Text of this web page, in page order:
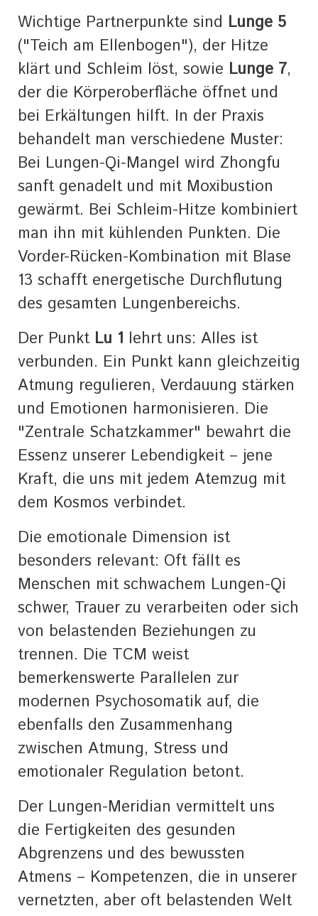
Wichtige Partnerpunkte sind Lunge 5
("Teich am Ellenbogen"), der Hitze
klärt und Schleim löst, sowie Lunge 7,
der die Körperoberfläche öffnet und
bei Erkältungen hilft. In der Praxis
behandelt man verschiedene Muster:
Bei Lungen-Qi-Mangel wird Zhongfu
sanft genadelt und mit Moxibustion
gewärmt. Bei Schleim-Hitze kombiniert
man ihn mit kühlenden Punkten. Die
Vorder-Rücken-Kombination mit Blase
13 schafft energetische Durchflutung
des gesamten Lungenbereichs.
Der Punkt Lu 1 lehrt uns: Alles ist
verbunden. Ein Punkt kann gleichzeitig
Atmung regulieren, Verdauung stärken
und Emotionen harmonisieren. Die
"Zentrale Schatzkammer" bewahrt die
Essenz unserer Lebendigkeit – jene
Kraft, die uns mit jedem Atemzug mit
dem Kosmos verbindet.
Die emotionale Dimension ist
besonders relevant: Oft fällt es
Menschen mit schwachem Lungen-Qi
schwer, Trauer zu verarbeiten oder sich
von belastenden Beziehungen zu
trennen. Die TCM weist
bemerkenswerte Parallelen zur
modernen Psychosomatik auf, die
ebenfalls den Zusammenhang
zwischen Atmung, Stress und
emotionaler Regulation betont.
Der Lungen-Meridian vermittelt uns
die Fertigkeiten des gesunden
Abgrenzens und des bewussten
Atmens – Kompetenzen, die in unserer
vernetzten, aber oft belastenden Welt